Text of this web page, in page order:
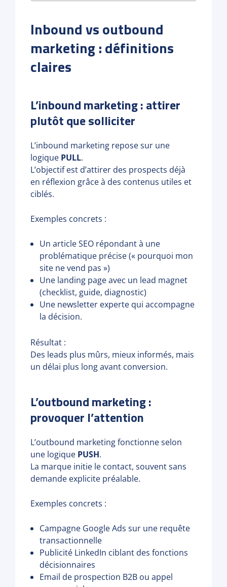
Inbound vs outbound
marketing : définitions
claires
L’inbound marketing : attirer
plutôt que solliciter
L’inbound marketing repose sur une
logique PULL.
L’objectif est d’attirer des prospects déjà
en réflexion grâce à des contenus utiles et
ciblés.
Exemples concrets :
Un article SEO répondant à une
problématique précise (« pourquoi mon
site ne vend pas »)
Une landing page avec un lead magnet
(checklist, guide, diagnostic)
Une newsletter experte qui accompagne
la décision.
Résultat :
Des leads plus mûrs, mieux informés, mais
un délai plus long avant conversion.
L’outbound marketing :
provoquer l’attention
L’outbound marketing fonctionne selon
une logique PUSH.
La marque initie le contact, souvent sans
demande explicite préalable.
Exemples concrets :
Campagne Google Ads sur une requête
transactionnelle
Publicité LinkedIn ciblant des fonctions
décisionnaires
Email de prospection B2B ou appel